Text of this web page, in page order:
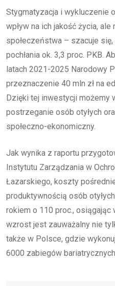
Stygmatyzacja i wykluczenie
wpływ na ich jakość życia,
społeczeństwa – szacuje się,
pochłania ok. 3,3 proc. PKB.
latach 2021-2025 Narodowy
przeznaczenie 40 mln zł na
Dzięki tej inwestycji możemy
postrzeganie osób otyłych
społeczno-ekonomiczny.
Jak wynika z raportu
Instytutu Zarządzania w
Łazarskiego, koszty
produktywnością osób
rokiem o 110 proc., osiągając
wzrost jest zauważalny nie
także w Polsce, gdzie
6000 zabiegów